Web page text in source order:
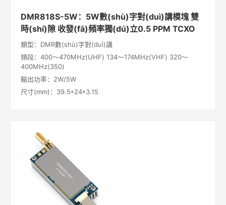
DMR818S-5W：5W數(shù)字對(duì)講模塊 雙
時(shí)隙 收發(fā)頻率獨(dú)立0.5 PPM TCXO
類型：DMR數(shù)字對(duì)講
頻段：400～470MHz(UHF) 134～174MHz(VHF) 320～
400MHz(350)
輸出功率：2W/5W
尺寸(mm)：39.5*24*3.15